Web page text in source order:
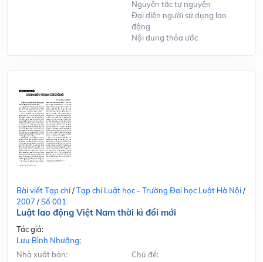
Nguyên tắc tự nguyện
Đại diện người sử dụng lao
động
Nội dung thỏa ước
Bài viết Tạp chí/Tạp chí Luật học - Trường Đại học Luật Hà Nội/
2007 /Số 001
Luật lao động Việt Nam thời kì đổi mới
Tác giả:
Lưu Bình Nhưỡng;
Nhà xuất bản:
Chủ đề: